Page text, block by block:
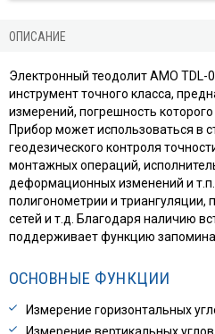
ОПИСАНИЕ
Электронный теодолит AMO TDL-
инструмент точного класса,
измерений, погрешность
Прибор может использоваться в
геодезического контроля
монтажных операций,
деформационных изменений и
полигонометрии и триангуляции,
сетей и т.д. Благодаря наличию
поддерживает функцию
ОСНОВНЫЕ ФУНКЦИИ
Измерение горизонтальных